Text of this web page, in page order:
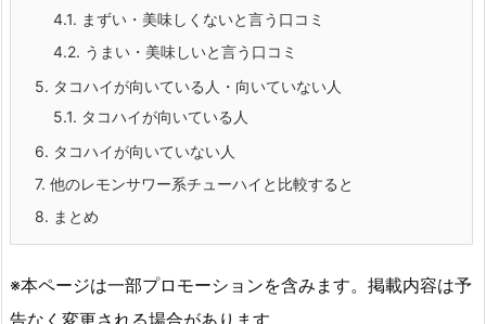
4.1. まずい・美味しくないと言う口コミ
4.2. うまい・美味しいと言う口コミ
5. タコハイが向いている人・向いていない人
5.1. タコハイが向いている人
6. タコハイが向いていない人
7. 他のレモンサワー系チューハイと比較すると
8. まとめ
※本ページは一部プロモーションを含みます。掲載内容は予
告なく変更される場合があります。